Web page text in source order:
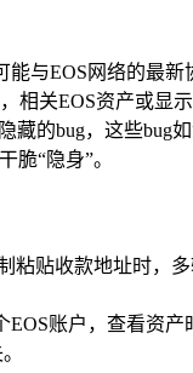
与EOS网络的最
关EOS资产或显示
的bug，这些bug
脆“隐身”。
粘贴收款地址时，
账户，查看资